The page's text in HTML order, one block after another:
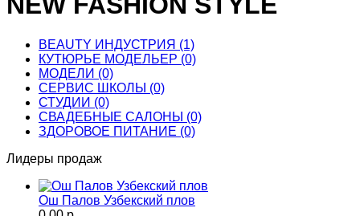
BЕАUTY ИНДУСТРИЯ (1)
КУТЮРЬЕ МОДЕЛЬЕР (0)
МОДЕЛИ (0)
СЕРВИС ШКОЛЫ (0)
СТУДИИ (0)
СВАДЕБНЫЕ САЛОНЫ (0)
ЗДОРОВОЕ ПИТАНИЕ (0)
Лидеры продаж
Ош Палов Узбекский плов